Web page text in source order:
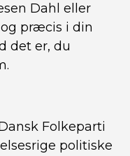
Dahl eller
præcis i din
det er, du
Folkeparti
politiske